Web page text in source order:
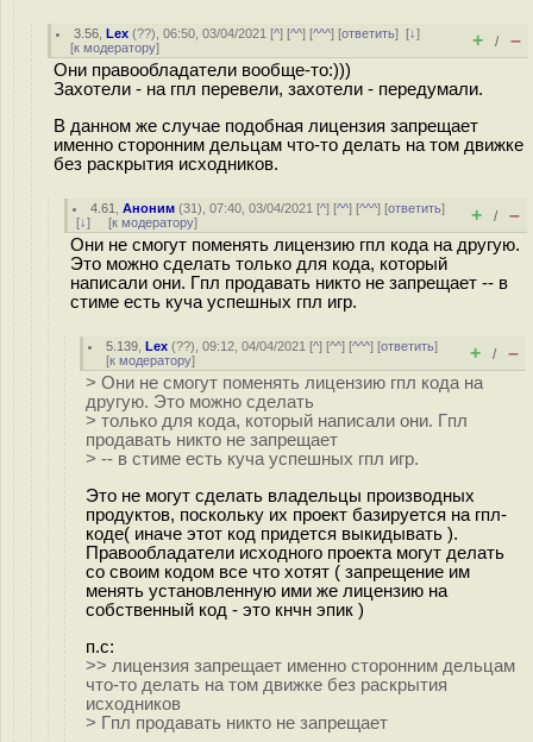
3.56 ,Lex (??), 06:50, 03/04/2021 [^] [^^] [^^^] [ответить][↓]
[к модератору] + / –
Они правообладатели вообще-то:)))
Захотели - на гпл перевели, захотели - передумали.
В данном же случае подобная лицензия запрещает
именно сторонним дельцам что-то делать на том движке
без раскрытия исходников.
4.61 ,Аноним (31), 07:40, 03/04/2021 [^] [^^] [^^^] [ответить]
[↓] [к модератору] + / –
Они не смогут поменять лицензию гпл кода на другую.
Это можно сделать только для кода, который
написали они. Гпл продавать никто не запрещает -- в
стиме есть куча успешных гпл игр.
5.139 ,Lex (??), 09:12, 04/04/2021 [^] [^^] [^^^] [ответить]
[к модератору] + / –
> Они не смогут поменять лицензию гпл кода на
другую. Это можно сделать
> только для кода, который написали они. Гпл
продавать никто не запрещает
> -- в стиме есть куча успешных гпл игр.
Это не могут сделать владельцы производных
продуктов, поскольку их проект базируется на гпл-
коде( иначе этот код придется выкидывать ).
Правообладатели исходного проекта могут делать
со своим кодом все что хотят ( запрещение им
менять установленную ими же лицензию на
собственный код - это кнчн эпик )
п.с:
>> лицензия запрещает именно сторонним дельцам
что-то делать на том движке без раскрытия
исходников
> Гпл продавать никто не запрещает